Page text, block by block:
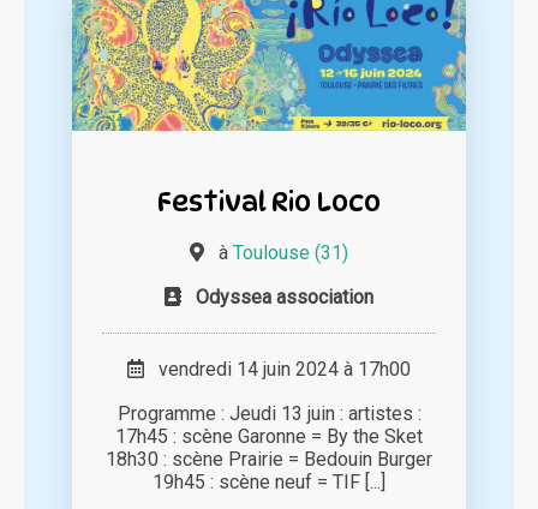
Festival Rio Loco
à Toulouse (31)
Odyssea association
vendredi 14 juin 2024 à 17h00
Programme : Jeudi 13 juin : artistes :
17h45 : scène Garonne = By the Sket
18h30 : scène Prairie = Bedouin Burger
19h45 : scène neuf = TIF [...]